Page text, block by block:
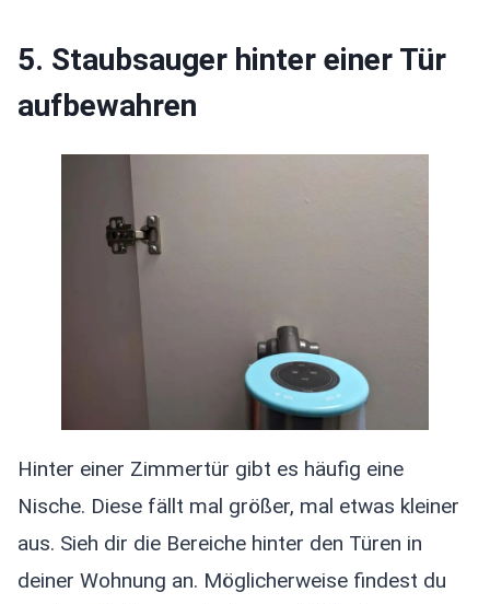
5. Staubsauger hinter einer Tür
aufbewahren
Hinter einer Zimmertür gibt es häufig eine
Nische. Diese fällt mal größer, mal etwas kleiner
aus. Sieh dir die Bereiche hinter den Türen in
deiner Wohnung an. Möglicherweise findest du